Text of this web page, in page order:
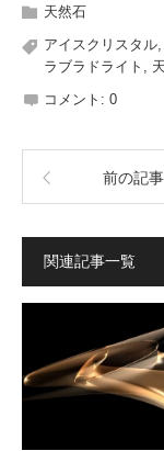
天然石
アイスクリスタル
ラブラドライト
コメント: 0
前の記事
関連記事一覧